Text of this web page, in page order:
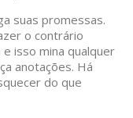
suas promessas.
o contrário
isso mina qualquer
anotações. Há
do que